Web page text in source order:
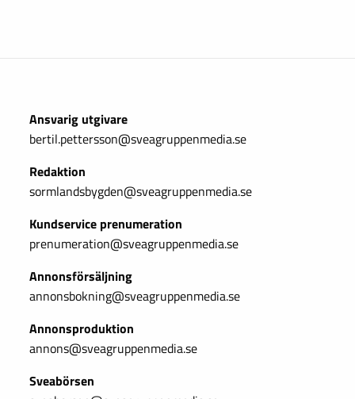
Ansvarig utgivare
bertil.pettersson@sveagruppenmedia.se
Redaktion
sormlandsbygden@sveagruppenmedia.se
Kundservice prenumeration
prenumeration@sveagruppenmedia.se
Annonsförsäljning
annonsbokning@sveagruppenmedia.se
Annonsproduktion
annons@sveagruppenmedia.se
Sveabörsen